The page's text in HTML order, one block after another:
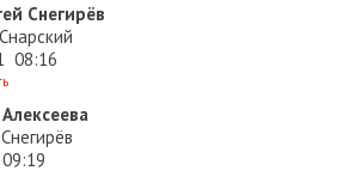
Снегирёв
08:16
09:19